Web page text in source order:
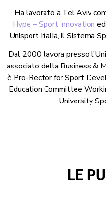
Ha lavorato a Tel Aviv
Hype – Sport Innovation
Unisport Italia, il Sistema
Dal 2000 lavora presso
associato della Business &
è Pro-Rector for Sport
Education Committee
University
LE